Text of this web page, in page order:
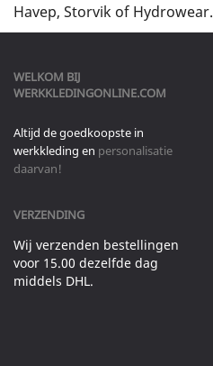
Havep, Storvik of Hydrowear.
WELKOM BIJ
WERKKLEDINGONLINE.COM
Altijd de goedkoopste in
werkkleding en personalisatie
daarvan!
VERZENDING
Wij verzenden bestellingen
voor 15.00 dezelfde dag
middels DHL.